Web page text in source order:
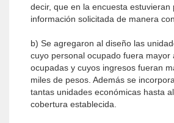
decir, que en la encuesta estuvieran
información solicitada de manera
b) Se agregaron al diseño las
cuyo personal ocupado fuera mayor
ocupadas y cuyos ingresos fueran
miles de pesos. Además se
tantas unidades económicas hasta
cobertura establecida.